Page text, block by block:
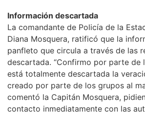
Información descartada
La comandante de Policía de la
Diana Mosquera, ratificó que la
panfleto que circula a través de las
descartada. “Confirmo por parte de
está totalmente descartada la
creado por parte de los grupos al
comentó la Capitán Mosquera,
contacto inmediatamente con las